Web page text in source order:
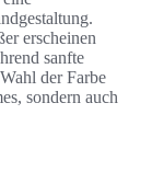
erscheinen
sanfte
der Farbe
sondern auch